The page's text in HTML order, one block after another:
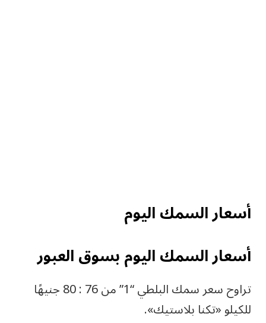
أسعار السمك اليوم
أسعار السمك اليوم بسوق العبور
تراوح سعر سمك البلطي “1” من 76 : 80 جنيهًا
للكيلو «تكنا بلاستيك».